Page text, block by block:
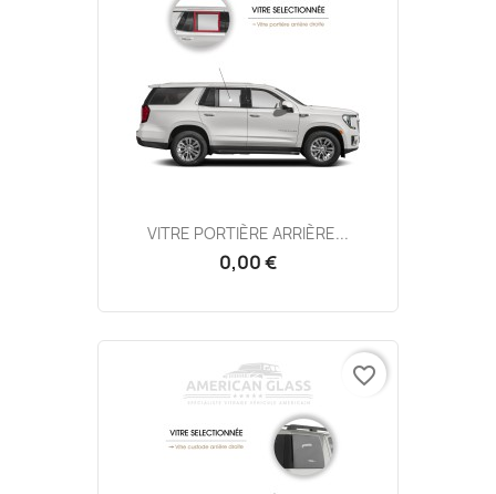
VITRE PORTIÈRE ARRIÈRE...
0,00 €
favorite_border